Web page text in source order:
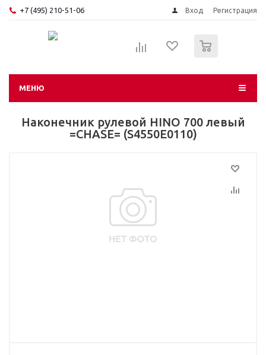
+7 (495) 210-51-06 Вход Регистрация
МЕНЮ
Наконечник рулевой HINO 700 левый
=CHASE= (S4550E0110)